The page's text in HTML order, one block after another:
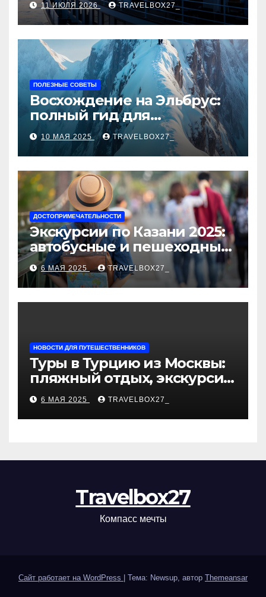
11 ИЮЛЯ 2026 TRAVELBOX27_
ПОЛЕЗНЫЕ СОВЕТЫ
Восхождение на Эльбрус:
полный гид для
покорителя высочайшей
вершины Европы
10 МАЯ 2025 TRAVELBOX27_
ДОСТОПРИМЕЧАТЕЛЬНОСТИ
Экскурсии по Казани 2025:
автобусные и пешеходные
туры от туроператора
«Казан360»
6 МАЯ 2025 TRAVELBOX27_
НОВОСТИ ДЛЯ ПУТЕШЕСТВЕННИКОВ
Туры в Турцию из Москвы:
пляжный отдых, экскурсии
и лучшие курорты
6 МАЯ 2025 TRAVELBOX27_
Travelbox27
Компасс мечты
Сайт работает на WordPress Тема: Newsup, автор Themeansar